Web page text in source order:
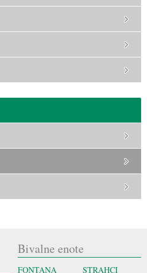
Bivalne enote
FONTANA
STRAHCI